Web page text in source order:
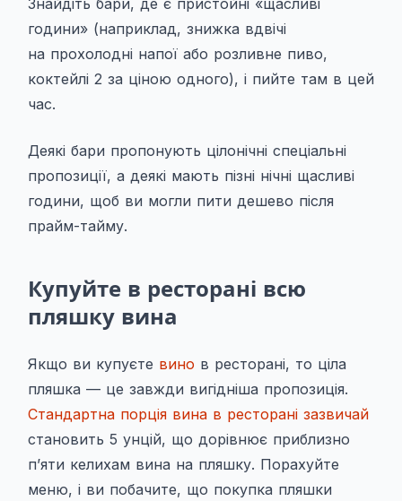
Знайдіть бари, де є пристойні «щасливі
години» (наприклад, знижка вдвічі
на прохолодні напої або розливне пиво,
коктейлі 2 за ціною одного), і пийте там в цей
час.
Деякі бари пропонують цілонічні спеціальні
пропозиції, а деякі мають пізні нічні щасливі
години, щоб ви могли пити дешево після
прайм-тайму.
Купуйте в ресторані всю
пляшку вина
Якщо ви купуєте вино в ресторані, то ціла
пляшка — це завжди вигідніша пропозиція.
Стандартна порція вина в ресторані зазвичай
становить 5 унцій, що дорівнює приблизно
п’яти келихам вина на пляшку. Порахуйте
меню, і ви побачите, що покупка пляшки